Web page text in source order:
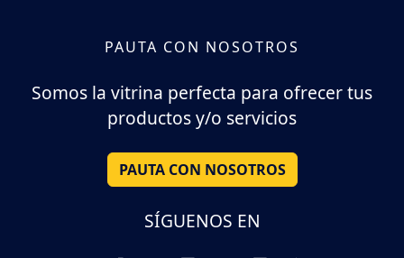
PAUTA CON NOSOTROS
Somos la vitrina perfecta para ofrecer tus
productos y/o servicios
PAUTA CON NOSOTROS
SÍGUENOS EN